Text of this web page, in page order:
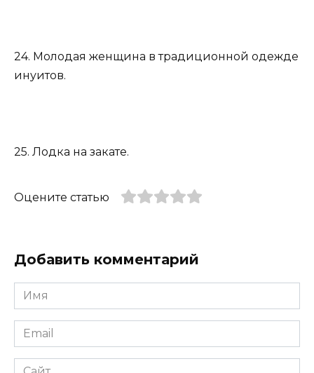
24. Молодая женщина в традиционной одежде
инуитов.
25. Лодка на закате.
Оцените статью
Добавить комментарий
Имя
*
Email
*
Сайт